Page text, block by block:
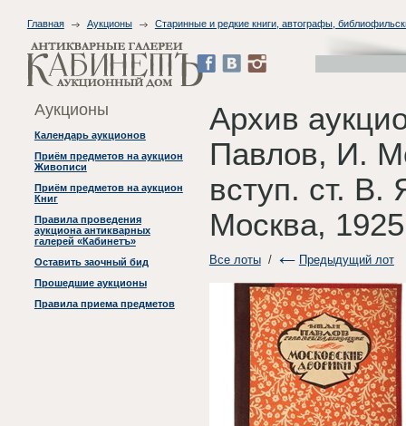
Главная Аукционы Старинные и редкие книги, автографы,
Аукционы
Календарь аукционов
Приём предметов на аукцион
Живописи
Приём предметов на аукцион
Книг
Правила проведения
аукциона антикварных
галерей «Кабинетъ»
Оставить заочный бид
Прошедшие аукционы
Правила приема предметов
Архив
Павлов, И.
вступ. ст.
Москва, 1925
Все лоты/ Предыдущий лот